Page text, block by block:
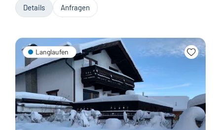
Details Anfragen
Langlaufen